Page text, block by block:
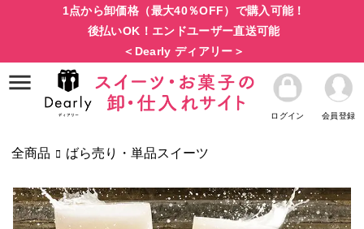
1点から卸価格（最大40％OFF）で購入可能！
後払いOK！エンドユーザー直送可能
＜Dearly ディアリー＞
ログイン 会員登録
全商品 ばら売り・単品スイーツ